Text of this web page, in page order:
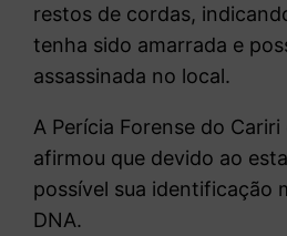
restos de cordas,
tenha sido amarrada e
assassinada no local.
A Perícia Forense do
afirmou que devido ao
possível sua identificação
DNA.